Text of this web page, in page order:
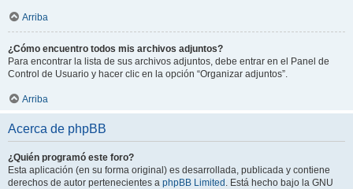
Arriba
¿Cómo encuentro todos mis archivos adjuntos?
Para encontrar la lista de sus archivos adjuntos, debe entrar en el Panel de
Control de Usuario y hacer clic en la opción “Organizar adjuntos”.
Arriba
Acerca de phpBB
¿Quién programó este foro?
Esta aplicación (en su forma original) es desarrollada, publicada y contiene
derechos de autor pertenecientes a phpBB Limited . Está hecho bajo la GNU